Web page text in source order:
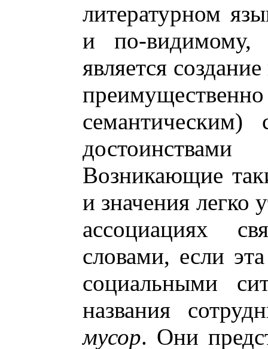
литературном
и по-видимому,
является
Возникающие
и значения легко
ассоциациях
словами, если
социальными
названия
мусор. Они